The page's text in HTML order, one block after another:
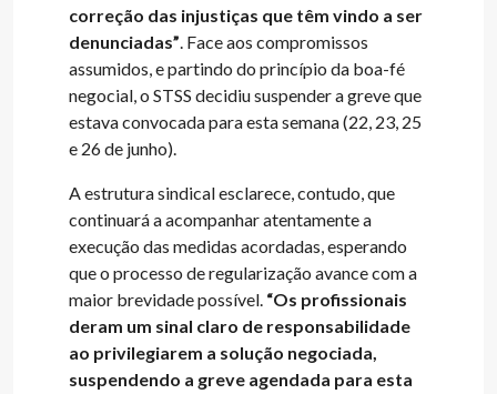
correção das injustiças que têm vindo a ser
denunciadas”. Face aos compromissos
assumidos, e partindo do princípio da boa-fé
negocial, o STSS decidiu suspender a greve que
estava convocada para esta semana (22, 23, 25
e 26 de junho).
A estrutura sindical esclarece, contudo, que
continuará a acompanhar atentamente a
execução das medidas acordadas, esperando
que o processo de regularização avance com a
maior brevidade possível. “Os profissionais
deram um sinal claro de responsabilidade
ao privilegiarem a solução negociada,
suspendendo a greve agendada para esta